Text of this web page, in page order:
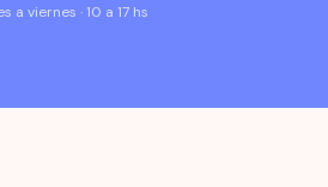
a viernes · 10 a 17 hs